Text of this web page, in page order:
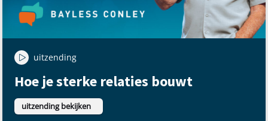
uitzending
Hoe je sterke relaties bouwt
uitzending bekijken